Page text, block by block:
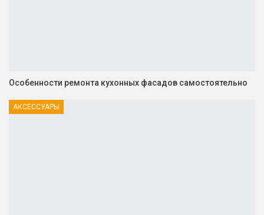
Особенности ремонта кухонных фасадов самостоятельно
АКСЕССУАРЫ